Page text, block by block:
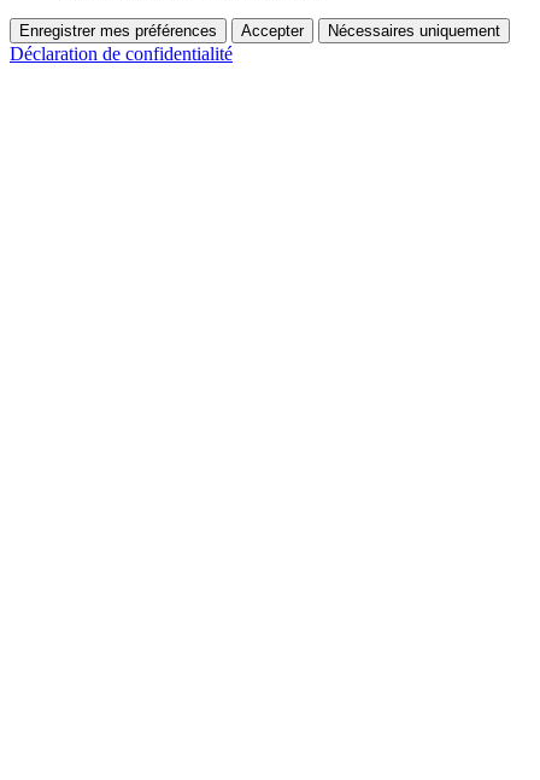
Enregistrer mes préférences Accepter Nécessaires uniquement
Déclaration de confidentialité